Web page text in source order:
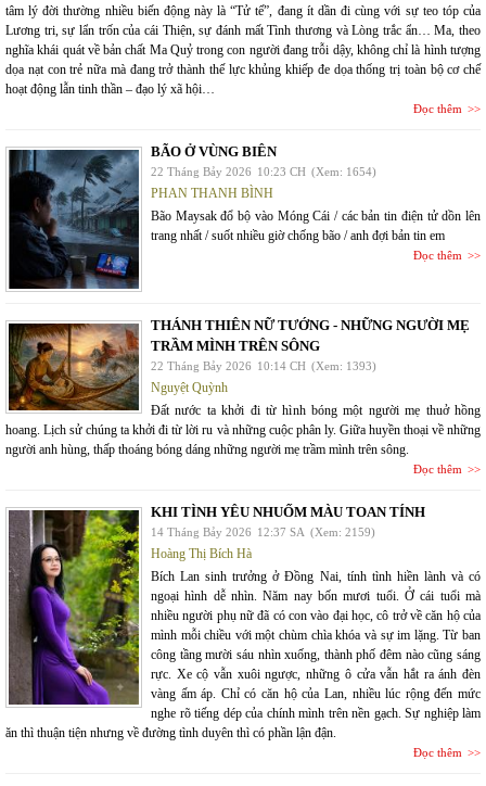
tâm lý đời thường nhiều biến động này là “Tử tế”, đang ít dần đi cùng với sự teo tóp của
Lương tri, sự lẩn trốn của cái Thiện, sự đánh mất Tình thương và Lòng trắc ẩn… Ma, theo
nghĩa khái quát về bản chất Ma Quỷ trong con người đang trỗi dậy, không chỉ là hình tượng
dọa nạt con trẻ nữa mà đang trở thành thế lực khủng khiếp đe dọa thống trị toàn bộ cơ chế
hoạt động lẫn tinh thần – đạo lý xã hội…
Đọc thêm
BÃO Ở VÙNG BIÊN
22 Tháng Bảy 2026 10:23 CH (Xem: 1654)
PHAN THANH BÌNH
Bão Maysak đổ bộ vào Móng Cái / các bản tin điện tử dồn lên
trang nhất / suốt nhiều giờ chống bão / anh đợi bản tin em
Đọc thêm
THÁNH THIÊN NỮ TƯỚNG - NHỮNG NGƯỜI MẸ
TRẦM MÌNH TRÊN SÔNG
22 Tháng Bảy 2026 10:14 CH (Xem: 1393)
Nguyệt Quỳnh
Đất nước ta khởi đi từ hình bóng một người mẹ thuở hồng
hoang. Lịch sử chúng ta khởi đi từ lời ru và những cuộc phân ly. Giữa huyền thoại về những
người anh hùng, thấp thoáng bóng dáng những người mẹ trầm mình trên sông.
Đọc thêm
KHI TÌNH YÊU NHUỐM MÀU TOAN TÍNH
14 Tháng Bảy 2026 12:37 SA (Xem: 2159)
Hoàng Thị Bích Hà
Bích Lan sinh trưởng ở Đồng Nai, tính tình hiền lành và có
ngoại hình dễ nhìn. Năm nay bốn mươi tuổi. Ở cái tuổi mà
nhiều người phụ nữ đã có con vào đại học, cô trở về căn hộ của
mình mỗi chiều với một chùm chìa khóa và sự im lặng. Từ ban
công tầng mười sáu nhìn xuống, thành phố đêm nào cũng sáng
rực. Xe cộ vẫn xuôi ngược, những ô cửa vẫn hắt ra ánh đèn
vàng ấm áp. Chỉ có căn hộ của Lan, nhiều lúc rộng đến mức
nghe rõ tiếng dép của chính mình trên nền gạch. Sự nghiệp làm
ăn thì thuận tiện nhưng về đường tình duyên thì có phần lận đận.
Đọc thêm